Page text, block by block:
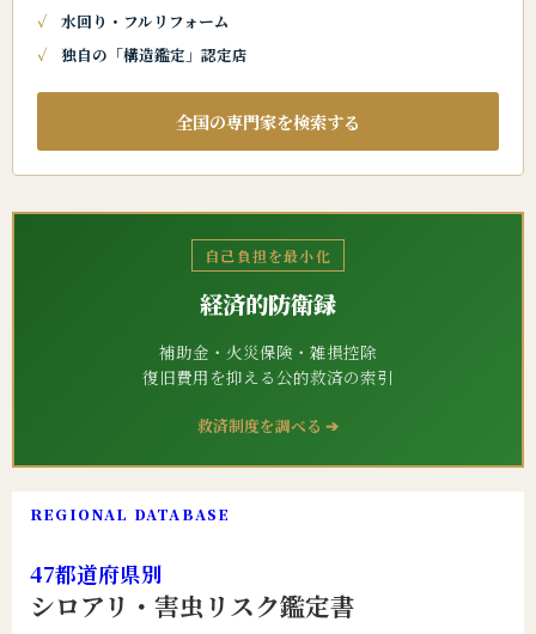
水回り・フルリフォーム
独自の「構造鑑定」認定店
全国の専門家を検索する
自己負担を最小化
経済的防衛録
補助金・火災保険・雑損控除
復旧費用を抑える公的救済の索引
救済制度を調べる ➔
REGIONAL DATABASE
47都道府県別
シロアリ・害虫リスク鑑定書